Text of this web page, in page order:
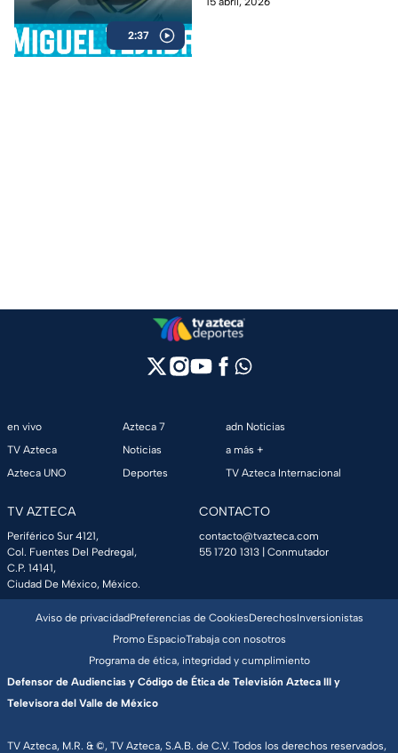
2:37
en vivo
TV Azteca
Azteca UNO
Azteca 7
Noticias
Deportes
adn Noticias
a más +
TV Azteca Internacional
TV AZTECA
Periférico Sur 4121,
Col. Fuentes Del Pedregal,
C.P. 14141,
Ciudad De México, México.
CONTACTO
contacto@tvazteca.com
55 1720 1313 | Conmutador
TV Azteca, M.R. & ©, TV Azteca, S.A.B. de C.V. Todos los derechos reservados,
Aviso de privacidadPreferencias de CookiesDerechosInversionistas
Promo EspacioTrabaja con nosotros
Programa de ética, integridad y cumplimiento
Defensor de Audiencias y Código de Ética de Televisión Azteca III y
Televisora del Valle de México